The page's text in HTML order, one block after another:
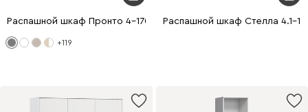
Распашной шкаф Пронто 4-170x210 Графитовый
+119
Распашной шкаф Стелла 4.1-